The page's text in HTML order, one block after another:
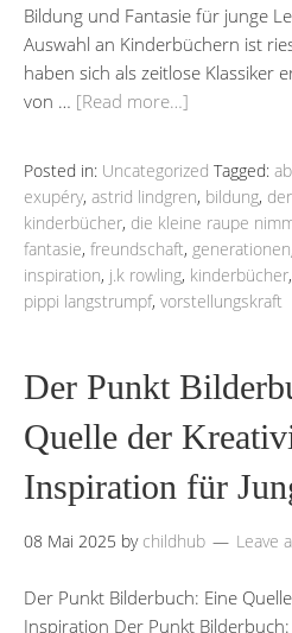
Bildung und Fantasie für junge
Auswahl an Kinderbüchern ist
haben sich als zeitlose Klassiker
von … [Read more…]
Posted in: Uncategorized Tagged:
exupéry, astrid lindgren, bildung,
kinderbücher, die kleine raupe
fantasie, freundschaft, generationen
inspiration, j.k rowling, kinderbücher,
pippi langstrumpf, vorstellungskraft
Der Punkt
Quelle der
Inspiration für
08 Mai 2025 by childhub Leave
Der Punkt Bilderbuch: Eine
Inspiration Der Punkt